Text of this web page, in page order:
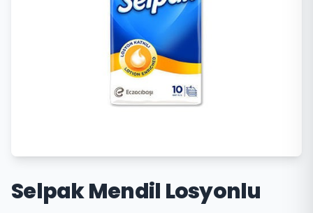
Selpak Mendil Losyonlu